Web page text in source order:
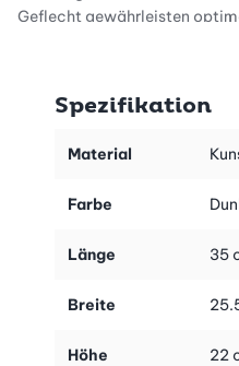
Geflecht gewährleisten
Spezifikation
Material
Farbe
Länge 35
Breite
Höhe 22